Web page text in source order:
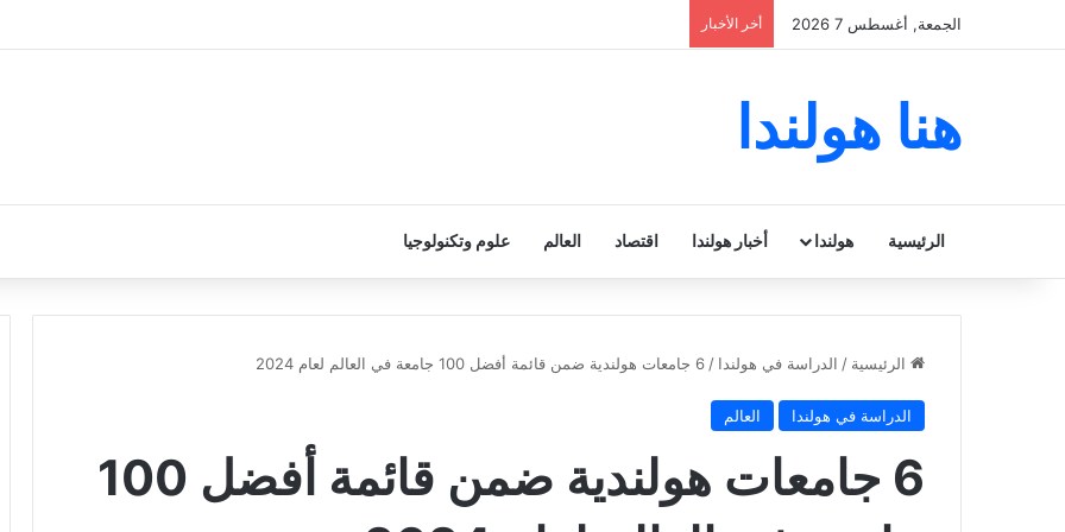
الجمعة, أغسطس 7 2026 أخر الأخبار
هنا هولندا
الرئيسية هولندا أخبار هولندا اقتصاد العالم علوم وتكنولوجيا
الرئيسية / الدراسة في هولندا / 6 جامعات هولندية ضمن قائمة أفضل 100 جامعة في العالم لعام 2024
الدراسة في هولندا العالم
6 جامعات هولندية ضمن قائمة أفضل 100